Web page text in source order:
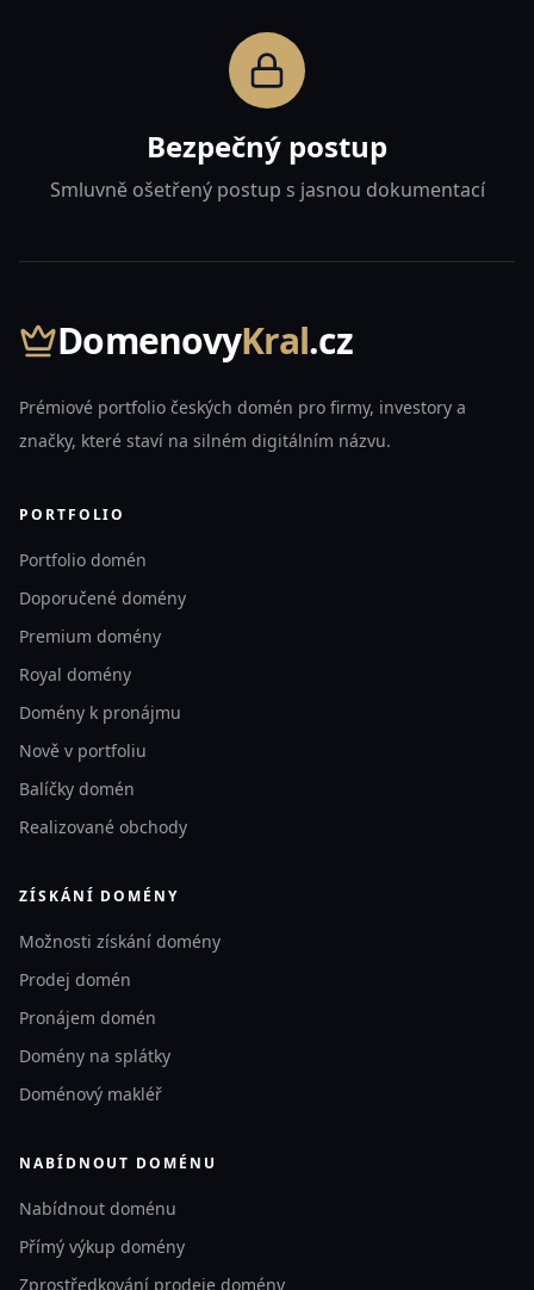
Bezpečný postup
Smluvně ošetřený postup s jasnou dokumentací
DomenovyKral.cz
Prémiové portfolio českých domén pro firmy, investory a
značky, které staví na silném digitálním názvu.
PORTFOLIO
Portfolio domén
Doporučené domény
Premium domény
Royal domény
Domény k pronájmu
Nově v portfoliu
Balíčky domén
Realizované obchody
ZÍSKÁNÍ DOMÉNY
Možnosti získání domény
Prodej domén
Pronájem domén
Domény na splátky
Doménový makléř
NABÍDNOUT DOMÉNU
Nabídnout doménu
Přímý výkup domény
Zprostředkování prodeje domény